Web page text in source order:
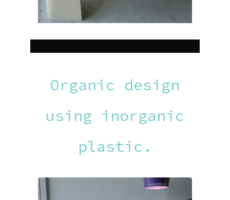
Organic design
using inorganic
plastic.